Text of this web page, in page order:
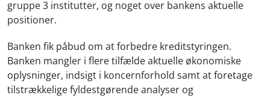
gruppe 3 institutter, og noget over bankens aktuelle
positioner.
Banken fik påbud om at forbedre kreditstyringen.
Banken mangler i flere tilfælde aktuelle økonomiske
oplysninger, indsigt i koncernforhold samt at foretage
tilstrækkelige fyldestgørende analyser og